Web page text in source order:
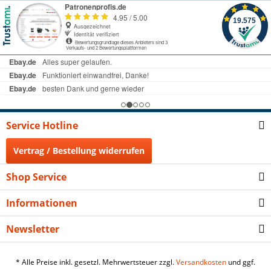
Service Hotline
Vertrag / Bestellung widerrufen
Shop Service
Informationen
Newsletter
* Alle Preise inkl. gesetzl. Mehrwertsteuer zzgl.Versandkosten und ggf.